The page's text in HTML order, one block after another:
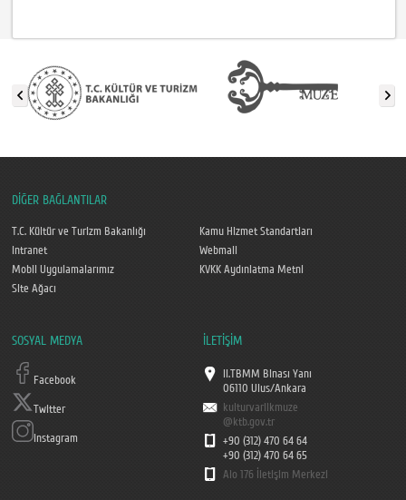
DİĞER BAĞLANTILAR
T.C. Kültür ve Turizm Bakanlığı
Kamu Hizmet Standartları
Intranet
Webmail
Mobil Uygulamalarımız
KVKK Aydınlatma Metni
Site Ağacı
SOSYAL MEDYA
Facebook
Twitter
Instagram
İLETİŞİM
II.TBMM Binası Yanı
06110 Ulus/Ankara
kulturvarlikmuze
@ktb.gov.tr
+90 (312) 470 64 64
+90 (312) 470 64 65
Alo 176 İletişim Merkezi